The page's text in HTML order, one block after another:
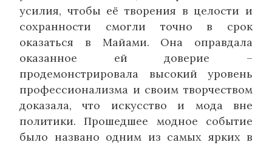
усилия, чтобы её творения в целости и
сохранности смогли точно в срок
оказаться в Майами. Она оправдала
оказанное ей доверие –
продемонстрировала высокий уровень
профессионализма и своим творчеством
доказала, что искусство и мода вне
политики. Прошедшее модное событие
было названо одним из самых ярких в